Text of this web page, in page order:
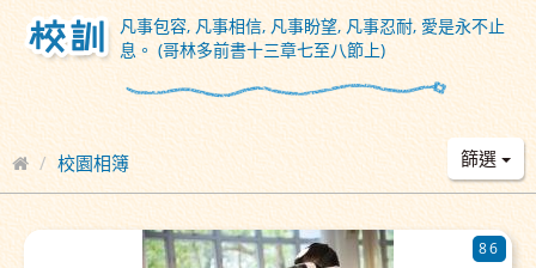
凡事包容, 凡事相信, 凡事盼望, 凡事忍耐, 愛是永不止
息。 (哥林多前書十三章七至八節上)
校園相簿 篩選
86